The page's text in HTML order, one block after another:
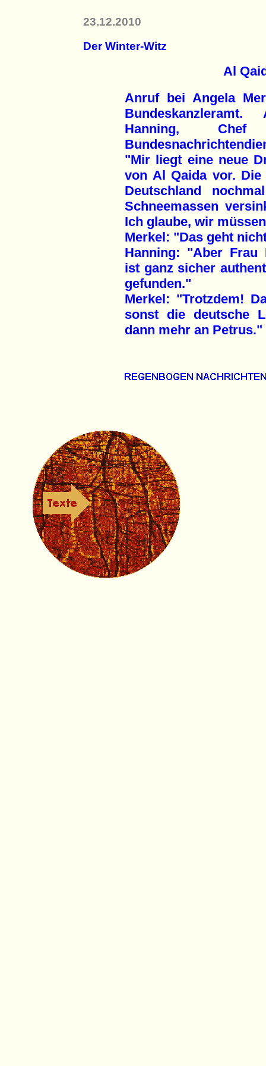
23.12.2010
Der Winter-Witz
Al
Anruf bei Angela
Bundeskanzleramt.
Hanning,
"Mir liegt eine neue
von Al Qaida vor. Die
Deutschland
Schneemassen
Ich glaube, wir
Merkel: "Das geht
Hanning: "Aber Frau
ist ganz sicher
gefunden."
Merkel: "Trotzdem!
sonst die deutsche
dann mehr an Petrus."